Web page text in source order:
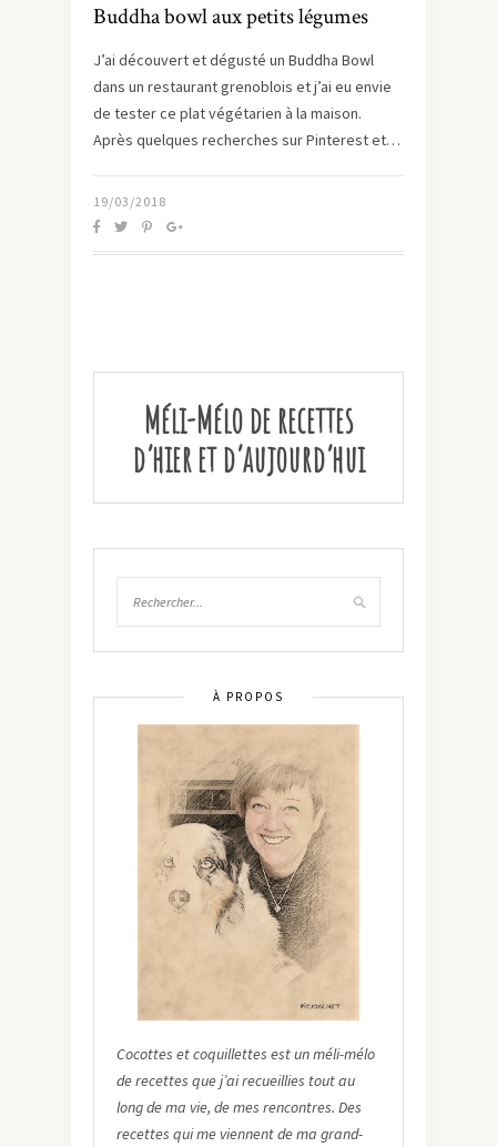
Buddha bowl aux petits légumes
J’ai découvert et dégusté un Buddha Bowl
dans un restaurant grenoblois et j’ai eu envie
de tester ce plat végétarien à la maison.
Après quelques recherches sur Pinterest et…
19/03/2018
Méli-Mélo de recettes
d’hier et d’aujourd’hui
À PROPOS
Cocottes et coquillettes est un méli-mélo
de recettes que j’ai recueillies tout au
long de ma vie, de mes rencontres. Des
recettes qui me viennent de ma grand-